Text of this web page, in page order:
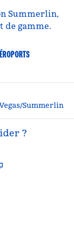
Summerlin,
de gamme.
Summerlin
?
,